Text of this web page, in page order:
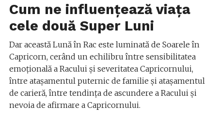
Cum ne influențează viaţa
cele două Super Luni
Dar această Lună în Rac este luminată de Soarele în
Capricorn, cerând un echilibru între sensibilitatea
emoțională a Racului și severitatea Capricornului,
între atașamentul puternic de familie și atașamentul
de carieră, între tendința de ascundere a Racului și
nevoia de afirmare a Capricornului.